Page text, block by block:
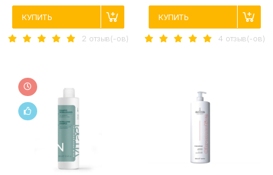
КУПИТЬ
2 отзыв(-ов)
КУПИТЬ
4 отзыв(-ов)